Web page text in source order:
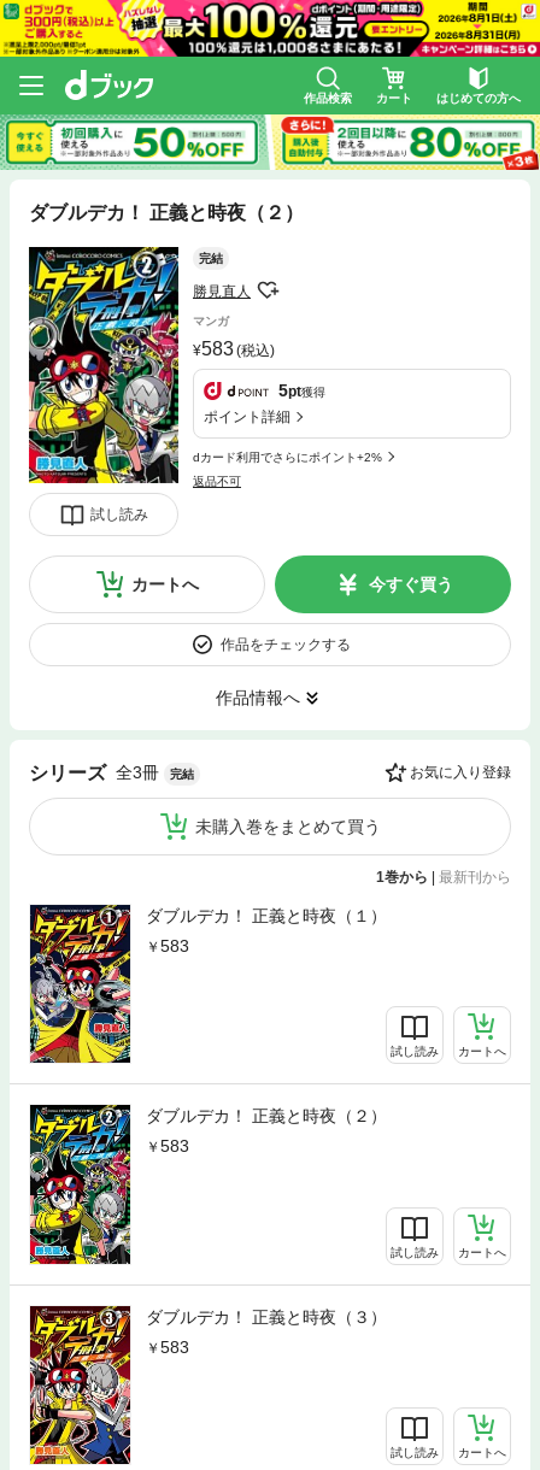
作品検索 カート はじめての方へ
ダブルデカ！ 正義と時夜（２）
試し読み
完結
勝見直人
マンガ
583(税込)
5pt獲得
ポイント詳細
dカード利用でさらにポイント+2%
返品不可
カートへ 今すぐ買う
作品をチェックする
作品情報へ
シリーズ 全3冊 完結 お気に入り登録
未購入巻をまとめて買う
1巻から 最新刊から
ダブルデカ！ 正義と時夜（１）
583
試し読み カートへ
ダブルデカ！ 正義と時夜（２）
583
試し読み カートへ
ダブルデカ！ 正義と時夜（３）
583
試し読み カートへ